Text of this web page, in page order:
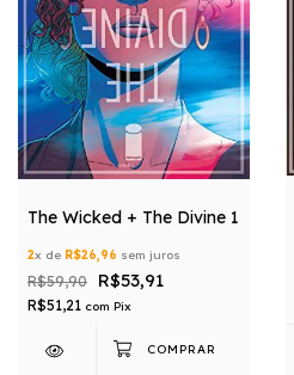
The Wicked + The Divine 1
2x de R$26,96 sem juros
R$59,90 R$53,91
R$51,21 com Pix